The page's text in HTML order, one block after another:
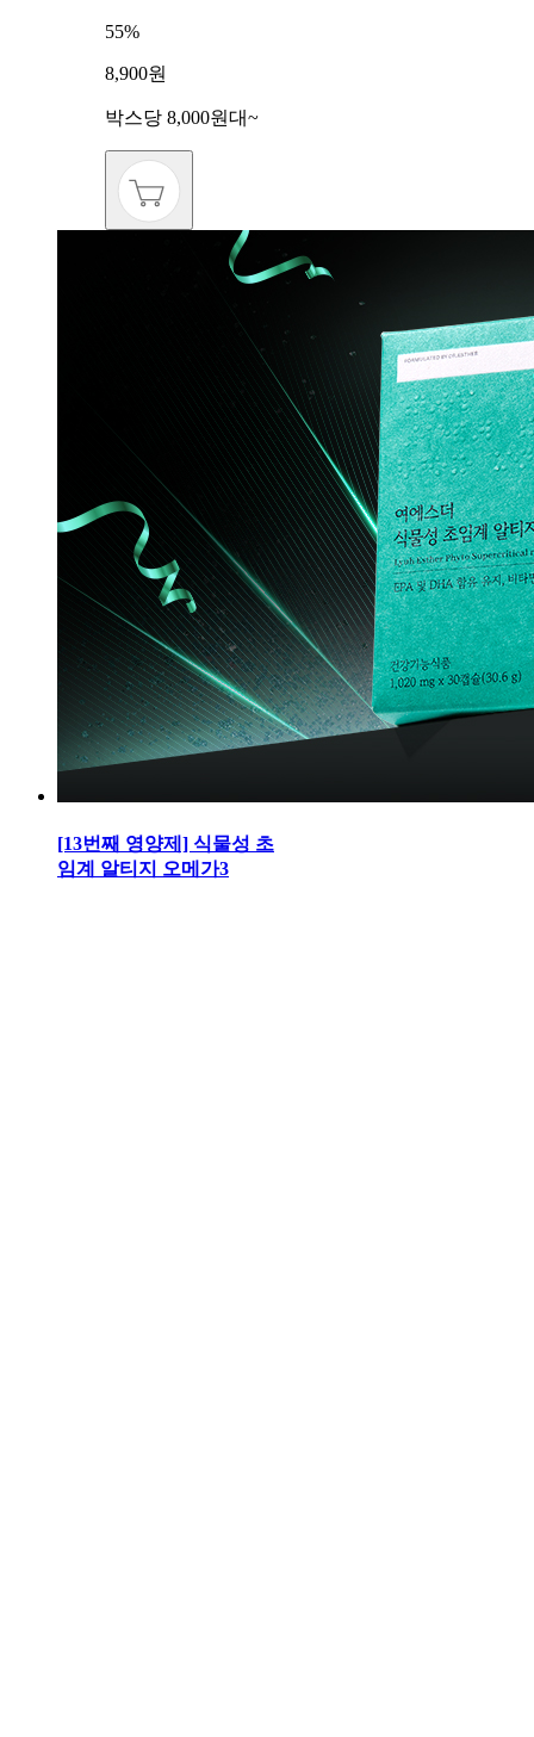
55%
8,900원
박스당 8,000원대~
[13번째 영양제] 식물성 초
임계 알티지 오메가3